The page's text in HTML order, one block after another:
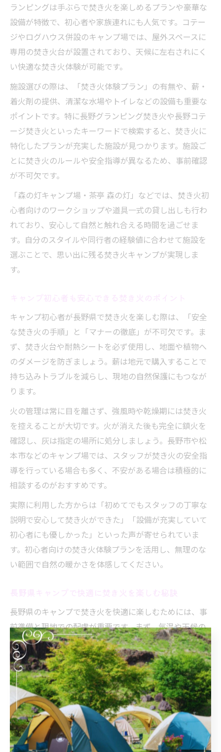
ランピングは手ぶらで焚き火を楽しめるプランや豪華な
設備が特徴で、初心者や家族連れにも人気です。コテー
ジやログハウス併設のキャンプ場では、屋外スペースに
専用の焚き火台が設置されており、天候に左右されにく
い快適な焚き火体験が可能です。
施設選びの際は、「焚き火体験プラン」の有無や、薪・
着火剤の提供、清潔な水場やトイレなどの設備も重要な
ポイントです。特に長野グランピング焚き火や長野コテ
ージ焚き火といったキーワードで検索すると、焚き火に
特化したプランが充実した施設が見つかります。施設ご
とに焚き火のルールや安全指導が異なるため、事前確認
が不可欠です。
「森の灯キャンプ場・茶亭 森の灯」などでは、焚き火初
心者向けのワークショップや道具一式の貸し出しも行わ
れており、安心して自然と触れ合える時間を過ごせま
す。自分のスタイルや同行者の経験値に合わせて施設を
選ぶことで、思い出に残る焚き火キャンプが実現しま
す。
キャンプ初心者が長野県で焚き火を楽しむ際は、「安全
な焚き火の手順」と「マナーの徹底」が不可欠です。ま
ず、焚き火台や耐熱シートを必ず使用し、地面や植物へ
のダメージを防ぎましょう。薪は地元で購入することで
持ち込みトラブルを減らし、現地の自然保護にもつなが
ります。
火の管理は常に目を離さず、強風時や乾燥期には焚き火
を控えることが大切です。火が消えた後も完全に鎮火を
確認し、灰は指定の場所に処分しましょう。長野市や松
本市などのキャンプ場では、スタッフが焚き火の安全指
導を行っている場合も多く、不安がある場合は積極的に
相談するのがおすすめです。
実際に利用した方からは「初めてでもスタッフの丁寧な
説明で安心して焚き火ができた」「設備が充実していて
初心者にも優しかった」といった声が寄せられていま
す。初心者向けの焚き火体験プランを活用し、無理のな
い範囲で自然の暖かさを体感してください。
長野県のキャンプで焚き火を快適に楽しむためには、事
前準備と現地での配慮が重要です。まず、気温や天候の
変化に対応できる服装・防寒具の準備を徹底しましょ
う。人気の軽井沢焚き火エリアでは、夜間の冷え込みに
備えた装備が快適なキャンプ体験のカギとなります。
焚き火後の片付けや消火も忘れずに行い、次に利用する
方や自然への配慮を心掛けることが、長野県の美しい自
然を守るためのポイントです。また、施設ごとに設けら
れているルールやお願い事項には必ず目を通し、周囲の